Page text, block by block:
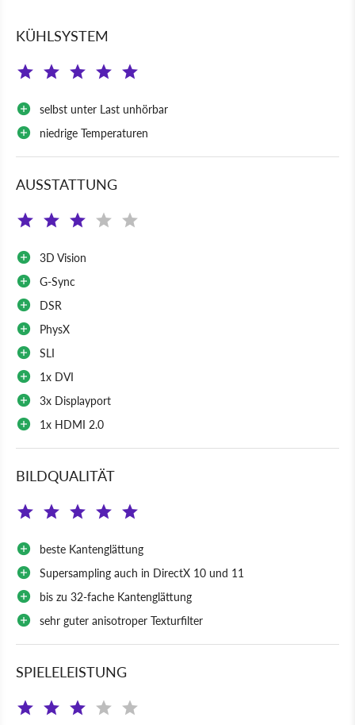
KÜHLSYSTEM
selbst unter Last unhörbar
niedrige Temperaturen
AUSSTATTUNG
3D Vision
G-Sync
DSR
PhysX
SLI
1x DVI
3x Displayport
1x HDMI 2.0
BILDQUALITÄT
beste Kantenglättung
Supersampling auch in DirectX 10 und 11
bis zu 32-fache Kantenglättung
sehr guter anisotroper Texturfilter
SPIELELEISTUNG